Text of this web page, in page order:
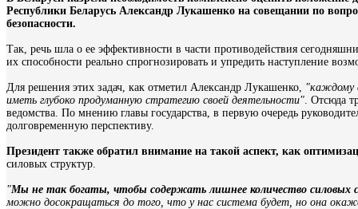
Республики Беларусь Александр Лукашенко на совещании по
безопасности.
Так, речь шла о ее эффективности в части противодействия
их способности реально спрогнозировать и упредить наступление
Для решения этих задач, как отметил Александр Лукашенко, "каждому
иметь глубоко продуманную стратегию своей деятельности" . Отсюда
ведомства. По мнению главы государства, в первую очередь
долговременную перспективу.
Президент также обратил внимание на такой аспект, как
силовых структур.
"Мы не так богаты, чтобы содержать лишнее количество силовых
можно досокращаться до того, что у нас система будет, но она